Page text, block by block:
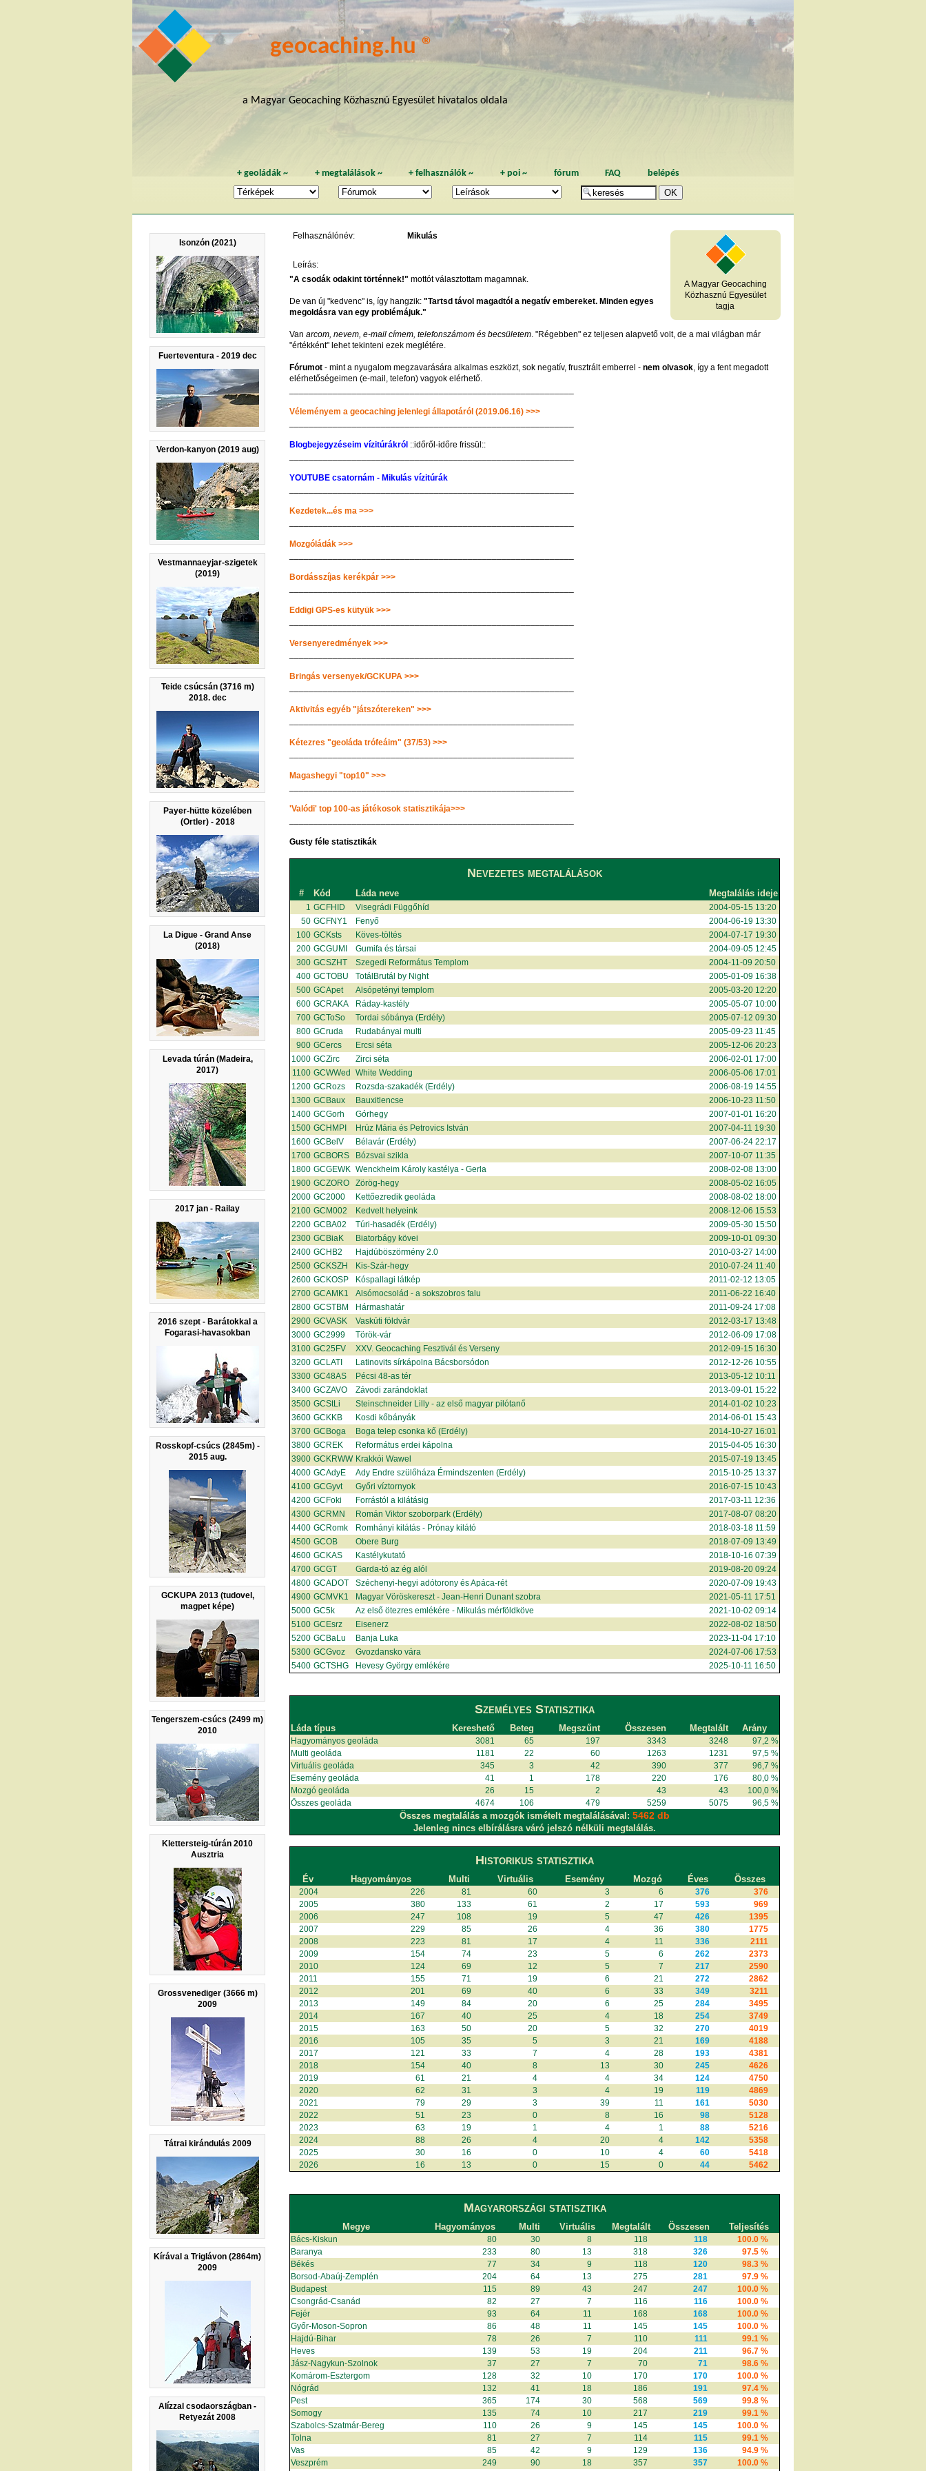
geocaching.hu ®
a Magyar Geocaching Közhasznú Egyesület hivatalos oldala
+geoládák ~ + megtalálások~ +felhasználók ~ + poi~ fórum FAQ belépés
Isonzón (2021)
Fuerteventura - 2019 dec
Verdon-kanyon (2019 aug)
Vestmannaeyjar-szigetek
(2019)
Teide csúcsán (3716 m)
2018. dec
Payer-hütte közelében
(Ortler) - 2018
La Digue - Grand Anse
(2018)
Levada túrán (Madeira,
2017)
2017 jan - Railay
2016 szept - Barátokkal a
Fogarasi-havasokban
Rosskopf-csúcs (2845m) -
2015 aug.
GCKUPA 2013 (tudovel,
magpet képe)
Tengerszem-csúcs (2499 m)
2010
Klettersteig-túrán 2010
Ausztria
Grossvenediger (3666 m)
2009
Tátrai kirándulás 2009
Kírával a Triglávon (2864m)
2009
Alízzal csodaországban -
Retyezát 2008
A Magyar Geocaching
Közhasznú Egyesület
tagja
Felhasználónév: Mikulás
Leírás:
"A csodák odakint történnek!" mottót választottam magamnak.
De van új "kedvenc" is, így hangzik:"Tartsd távol magadtól a negatív embereket. Minden egyes
megoldásra van egy problémájuk."
Vanarcom, nevem, e-mail címem, telefonszámom és becsületem. "Régebben" ez teljesen alapvető volt, de a mai világban már
"értékként" lehet tekinteni ezek meglétére.
Fórumot - mint a nyugalom megzavarására alkalmas eszközt, sok negatív, frusztrált emberrel -nem olvasok, így a fent megadott
elérhetőségeimen (e-mail, telefon) vagyok elérhető.
Véleményem a geocaching jelenlegi állapotáról (2019.06.16) >>>
Blogbejegyzéseim vízitúrákról ::időről-időre frissül::
YOUTUBE csatornám - Mikulás vízitúrák
Kezdetek...és ma >>>
Mozgóládák >>>
Bordásszíjas kerékpár >>>
Eddigi GPS-es kütyük >>>
Versenyeredmények >>>
Bringás versenyek/GCKUPA >>>
Aktivitás egyéb "játszótereken" >>>
Kétezres "geoláda trófeáim" (37/53) >>>
Magashegyi "top10" >>>
'Valódi' top 100-as játékosok statisztikája>>>
Gusty féle statisztikák
Nevezetes megtalálások
# Kód Láda neve Megtalálás ideje
1 GCFHID Visegrádi Függőhíd
2004-05-15 13:20
50 GCFNY1 Fenyő
2004-06-19 13:30
100 GCKsts Köves-töltés
2004-07-17 19:30
200 GCGUMI Gumifa és társai
2004-09-05 12:45
300 GCSZHT Szegedi Református Templom
2004-11-09 20:50
400 GCTOBU TotálBrutál by Night
2005-01-09 16:38
500 GCApet Alsópetényi templom
2005-03-20 12:20
600 GCRAKA Ráday-kastély
2005-05-07 10:00
700 GCToSo Tordai sóbánya (Erdély)
2005-07-12 09:30
800 GCruda Rudabányai multi
2005-09-23 11:45
900 GCercs Ercsi séta
2005-12-06 20:23
1000 GCZirc Zirci séta
2006-02-01 17:00
1100 GCWWed White Wedding
2006-05-06 17:01
1200 GCRozs Rozsda-szakadék (Erdély)
2006-08-19 14:55
1300 GCBaux Bauxitlencse
2006-10-23 11:50
1400 GCGorh Górhegy
2007-01-01 16:20
1500 GCHMPI Hrúz Mária és Petrovics István
2007-04-11 19:30
1600 GCBelV Bélavár (Erdély)
2007-06-24 22:17
1700 GCBORS Bózsvai szikla
2007-10-07 11:35
1800 GCGEWK Wenckheim Károly kastélya - Gerla
2008-02-08 13:00
1900 GCZORO Zörög-hegy
2008-05-02 16:05
2000 GC2000 Kettőezredik geoláda
2008-08-02 18:00
2100 GCM002 Kedvelt helyeink
2008-12-06 15:53
2200 GCBA02 Túri-hasadék (Erdély)
2009-05-30 15:50
2300 GCBiaK Biatorbágy kövei
2009-10-01 09:30
2400 GCHB2 Hajdúböszörmény 2.0
2010-03-27 14:00
2500 GCKSZH Kis-Szár-hegy
2010-07-24 11:40
2600 GCKOSP Kóspallagi látkép
2011-02-12 13:05
2700 GCAMK1 Alsómocsolád - a sokszobros falu
2011-06-22 16:40
2800 GCSTBM Hármashatár
2011-09-24 17:08
2900 GCVASK Vaskúti földvár
2012-03-17 13:48
3000 GC2999 Török-vár
2012-06-09 17:08
3100 GC25FV XXV. Geocaching Fesztivál és Verseny
2012-09-15 16:30
3200 GCLATI Latinovits sírkápolna Bácsborsódon
2012-12-26 10:55
3300 GC48AS Pécsi 48-as tér
2013-05-12 10:11
3400 GCZAVO Závodi zarándoklat
2013-09-01 15:22
3500 GCStLi Steinschneider Lilly - az első magyar pilótanő
2014-01-02 10:23
3600 GCKKB Kosdi kőbányák
2014-06-01 15:43
3700 GCBoga Boga telep csonka kő (Erdély)
2014-10-27 16:01
3800 GCREK Református erdei kápolna
2015-04-05 16:30
3900 GCKRWW Krakkói Wawel
2015-07-19 13:45
4000 GCAdyE Ady Endre szülőháza Érmindszenten (Erdély)
2015-10-25 13:37
4100 GCGyvt Győri víztornyok
2016-07-15 10:43
4200 GCFoki Forrástól a kilátásig
2017-03-11 12:36
4300 GCRMN Román Viktor szoborpark (Erdély)
2017-08-07 08:20
4400 GCRomk Romhányi kilátás - Prónay kilátó
2018-03-18 11:59
4500 GCOB Obere Burg
2018-07-09 13:49
4600 GCKAS Kastélykutató
2018-10-16 07:39
4700 GCGT Garda-tó az ég alól
2019-08-20 09:24
4800 GCADOT Széchenyi-hegyi adótorony és Apáca-rét
2020-07-09 19:43
4900 GCMVK1 Magyar Vöröskereszt - Jean-Henri Dunant szobra
2021-05-11 17:51
5000 GC5k Az első ötezres emlékére - Mikulás mérföldköve
2021-10-02 09:14
5100 GCEsrz Eisenerz
2022-08-02 18:50
5200 GCBaLu Banja Luka
2023-11-04 17:10
5300 GCGvoz Gvozdansko vára
2024-07-06 17:53
5400 GCTSHG Hevesy György emlékére 2025-10-11 16:50
Személyes Statisztika
Láda típus Kereshető Beteg Megszűnt Összesen Megtalált Arány
Hagyományos geoláda 3081 65 197 3343 3248
97,2 %
Multi geoláda
1181 22 60 1263 1231
97,5 %
Virtuális geoláda
345 3 42 390 377
96,7 %
Esemény geoláda
41 1 178 220 176
80,0 %
Mozgó geoláda
26 15 2 43 43
100,0 %
Összes geoláda
4674 106 479 5259 5075 96,5 %
Összes megtalálás a mozgók ismételt megtalálásával:5462 db
Jelenleg nincs elbírálásra váró jelszó nélküli megtalálás.
Historikus statisztika
Év Hagyományos Multi Virtuális Esemény Mozgó Éves Összes
2004 226 81 60 3 6 376
376
2005
380 133 61 2 17 593
969
2006
247 108 19 5 47 426
1395
2007
229 85 26 4 36 380
1775
2008
223 81 17 4 11 336
2111
2009
154 74 23 5 6 262
2373
2010
124 69 12 5 7 217
2590
2011
155 71 19 6 21 272
2862
2012
201 69 40 6 33 349
3211
2013
149 84 20 6 25 284
3495
2014
167 40 25 4 18 254
3749
2015
163 50 20 5 32 270
4019
2016
105 35 5 3 21 169
4188
2017
121 33 7 4 28 193
4381
2018
154 40 8 13 30 245
4626
2019
61 21 4 4 34 124
4750
2020
62 31 3 4 19 119
4869
2021
79 29 3 39 11 161
5030
2022
51 23 0 8 16 98
5128
2023
63 19 1 4 1 88
5216
2024
88 26 4 20 4 142
5358
2025
30 16 0 10 4 60
5418
2026
16 13 0 15 0 44 5462
Magyarországi statisztika
Megye Hagyományos Multi Virtuális Megtalált Összesen Teljesítés
Bács-Kiskun 80 30 8 118 118
100.0 %
Baranya
233 80 13 318 326
97.5 %
Békés
77 34 9 118 120
98.3 %
Borsod-Abaúj-Zemplén
204 64 13 275 281
97.9 %
Budapest
115 89 43 247 247
100.0 %
Csongrád-Csanád
82 27 7 116 116
100.0 %
Fejér
93 64 11 168 168
100.0 %
Győr-Moson-Sopron
86 48 11 145 145
100.0 %
Hajdú-Bihar
78 26 7 110 111
99.1 %
Heves
139 53 19 204 211
96.7 %
Jász-Nagykun-Szolnok
37 27 7 70 71
98.6 %
Komárom-Esztergom
128 32 10 170 170
100.0 %
Nógrád
132 41 18 186 191
97.4 %
Pest
365 174 30 568 569
99.8 %
Somogy
135 74 10 217 219
99.1 %
Szabolcs-Szatmár-Bereg
110 26 9 145 145
100.0 %
Tolna
81 27 7 114 115
99.1 %
Vas
85 42 9 129 136
94.9 %
Veszprém
249 90 18 357 357
100.0 %